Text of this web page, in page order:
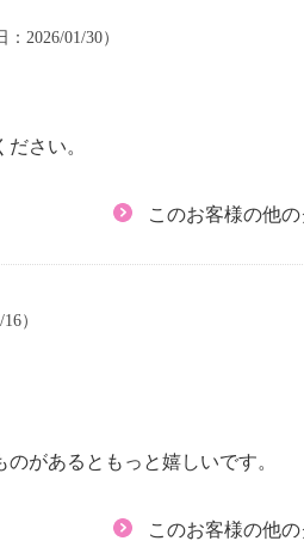
2026/01/30）
さい。
このお客様の他
）
があるともっと嬉しいです。
このお客様の他